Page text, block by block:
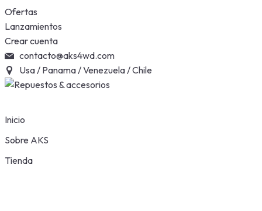
Skip
to
content
Ofertas
Lanzamientos
Crear cuenta
contacto@aks4wd.com
Usa / Panama / Venezuela / Chile
Inicio
Sobre AKS
Tienda